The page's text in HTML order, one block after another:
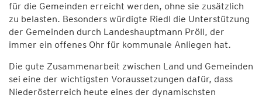
für die Gemeinden erreicht werden, ohne sie zusätzlich
zu belasten. Besonders würdigte Riedl die Unterstützung
der Gemeinden durch Landeshauptmann Pröll, der
immer ein offenes Ohr für kommunale Anliegen hat.
Die gute Zusammenarbeit zwischen Land und Gemeinden
sei eine der wichtigsten Voraussetzungen dafür, dass
Niederösterreich heute eines der dynamischsten